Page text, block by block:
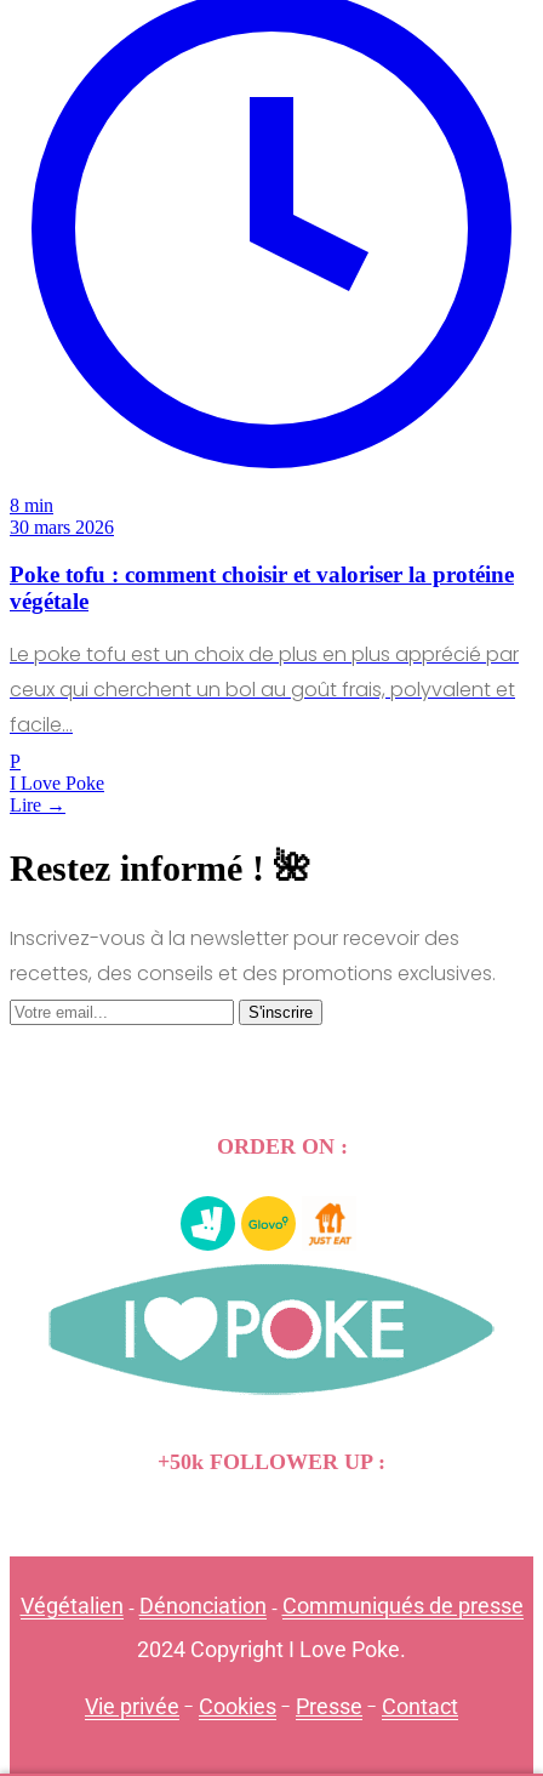
8 min
30 mars 2026
Poke tofu : comment choisir et valoriser la protéine
végétale
Le poke tofu est un choix de plus en plus apprécié par
ceux qui cherchent un bol au goût frais, polyvalent et
facile…
P
I Love Poke
Lire →
Restez informé ! 🌺
Inscrivez-vous à la newsletter pour recevoir des
recettes, des conseils et des promotions exclusives.
S'inscrire
ORDER ON :
+50k FOLLOWER UP :
Végétalien - Dénonciation - Communiqués de presse
2024 Copyright I Love Poke.
Vie privée - Cookies- Presse - Contact